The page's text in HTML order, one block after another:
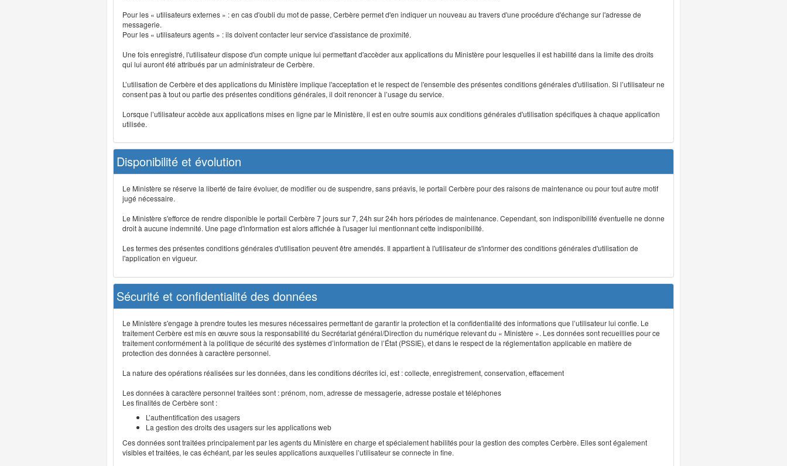
Pour les « utilisateurs externes » : en cas d'oubli du mot de passe, Cerbère permet d'en indiquer un nouveau au travers d'une procédure d'échange sur l'adresse de
messagerie.
Pour les « utilisateurs agents » : ils doivent contacter leur service d'assistance de proximité.
Une fois enregistré, l'utilisateur dispose d'un compte unique lui permettant d'accèder aux applications du Ministère pour lesquelles il est habilité dans la limite des droits
qui lui auront été attribués par un administrateur de Cerbère.
L’utilisation de Cerbère et des applications du Ministère implique l'acceptation et le respect de l'ensemble des présentes conditions générales d'utilisation. Si l’utilisateur ne
consent pas à tout ou partie des présentes conditions générales, il doit renoncer à l’usage du service.
Lorsque l’utilisateur accède aux applications mises en ligne par le Ministère, il est en outre soumis aux conditions générales d'utilisation spécifiques à chaque application
utilisée.
Disponibilité et évolution
Le Ministère se réserve la liberté de faire évoluer, de modifier ou de suspendre, sans préavis, le portail Cerbère pour des raisons de maintenance ou pour tout autre motif
jugé nécessaire.
Le Ministère s'efforce de rendre disponible le portail Cerbère 7 jours sur 7, 24h sur 24h hors périodes de maintenance. Cependant, son indisponibilité éventuelle ne donne
droit à aucune indemnité. Une page d'information est alors affichée à l'usager lui mentionnant cette indisponibilité.
Les termes des présentes conditions générales d'utilisation peuvent être amendés. Il appartient à l'utilisateur de s'informer des conditions générales d'utilisation de
l'application en vigueur.
Sécurité et confidentialité des données
Le Ministère s'engage à prendre toutes les mesures nécessaires permettant de garantir la protection et la confidentialité des informations que l’utilisateur lui confie. Le
traitement Cerbère est mis en œuvre sous la responsabilité du Secrétariat général/Direction du numérique relevant du « Ministère ». Les données sont recueillies pour ce
traitement conformément à la politique de sécurité des systèmes d’information de l’État (PSSIE), et dans le respect de la réglementation applicable en matière de
protection des données à caractère personnel.
La nature des opérations réalisées sur les données, dans les conditions décrites ici, est : collecte, enregistrement, conservation, effacement
Les données à caractère personnel traitées sont : prénom, nom, adresse de messagerie, adresse postale et téléphones
Les finalités de Cerbère sont :
L’authentification des usagers
La gestion des droits des usagers sur les applications web
Ces données sont traitées principalement par les agents du Ministère en charge et spécialement habilités pour la gestion des comptes Cerbère. Elles sont également
visibles et traitées, le cas échéant, par les seules applications auxquelles l’utilisateur se connecte in fine.